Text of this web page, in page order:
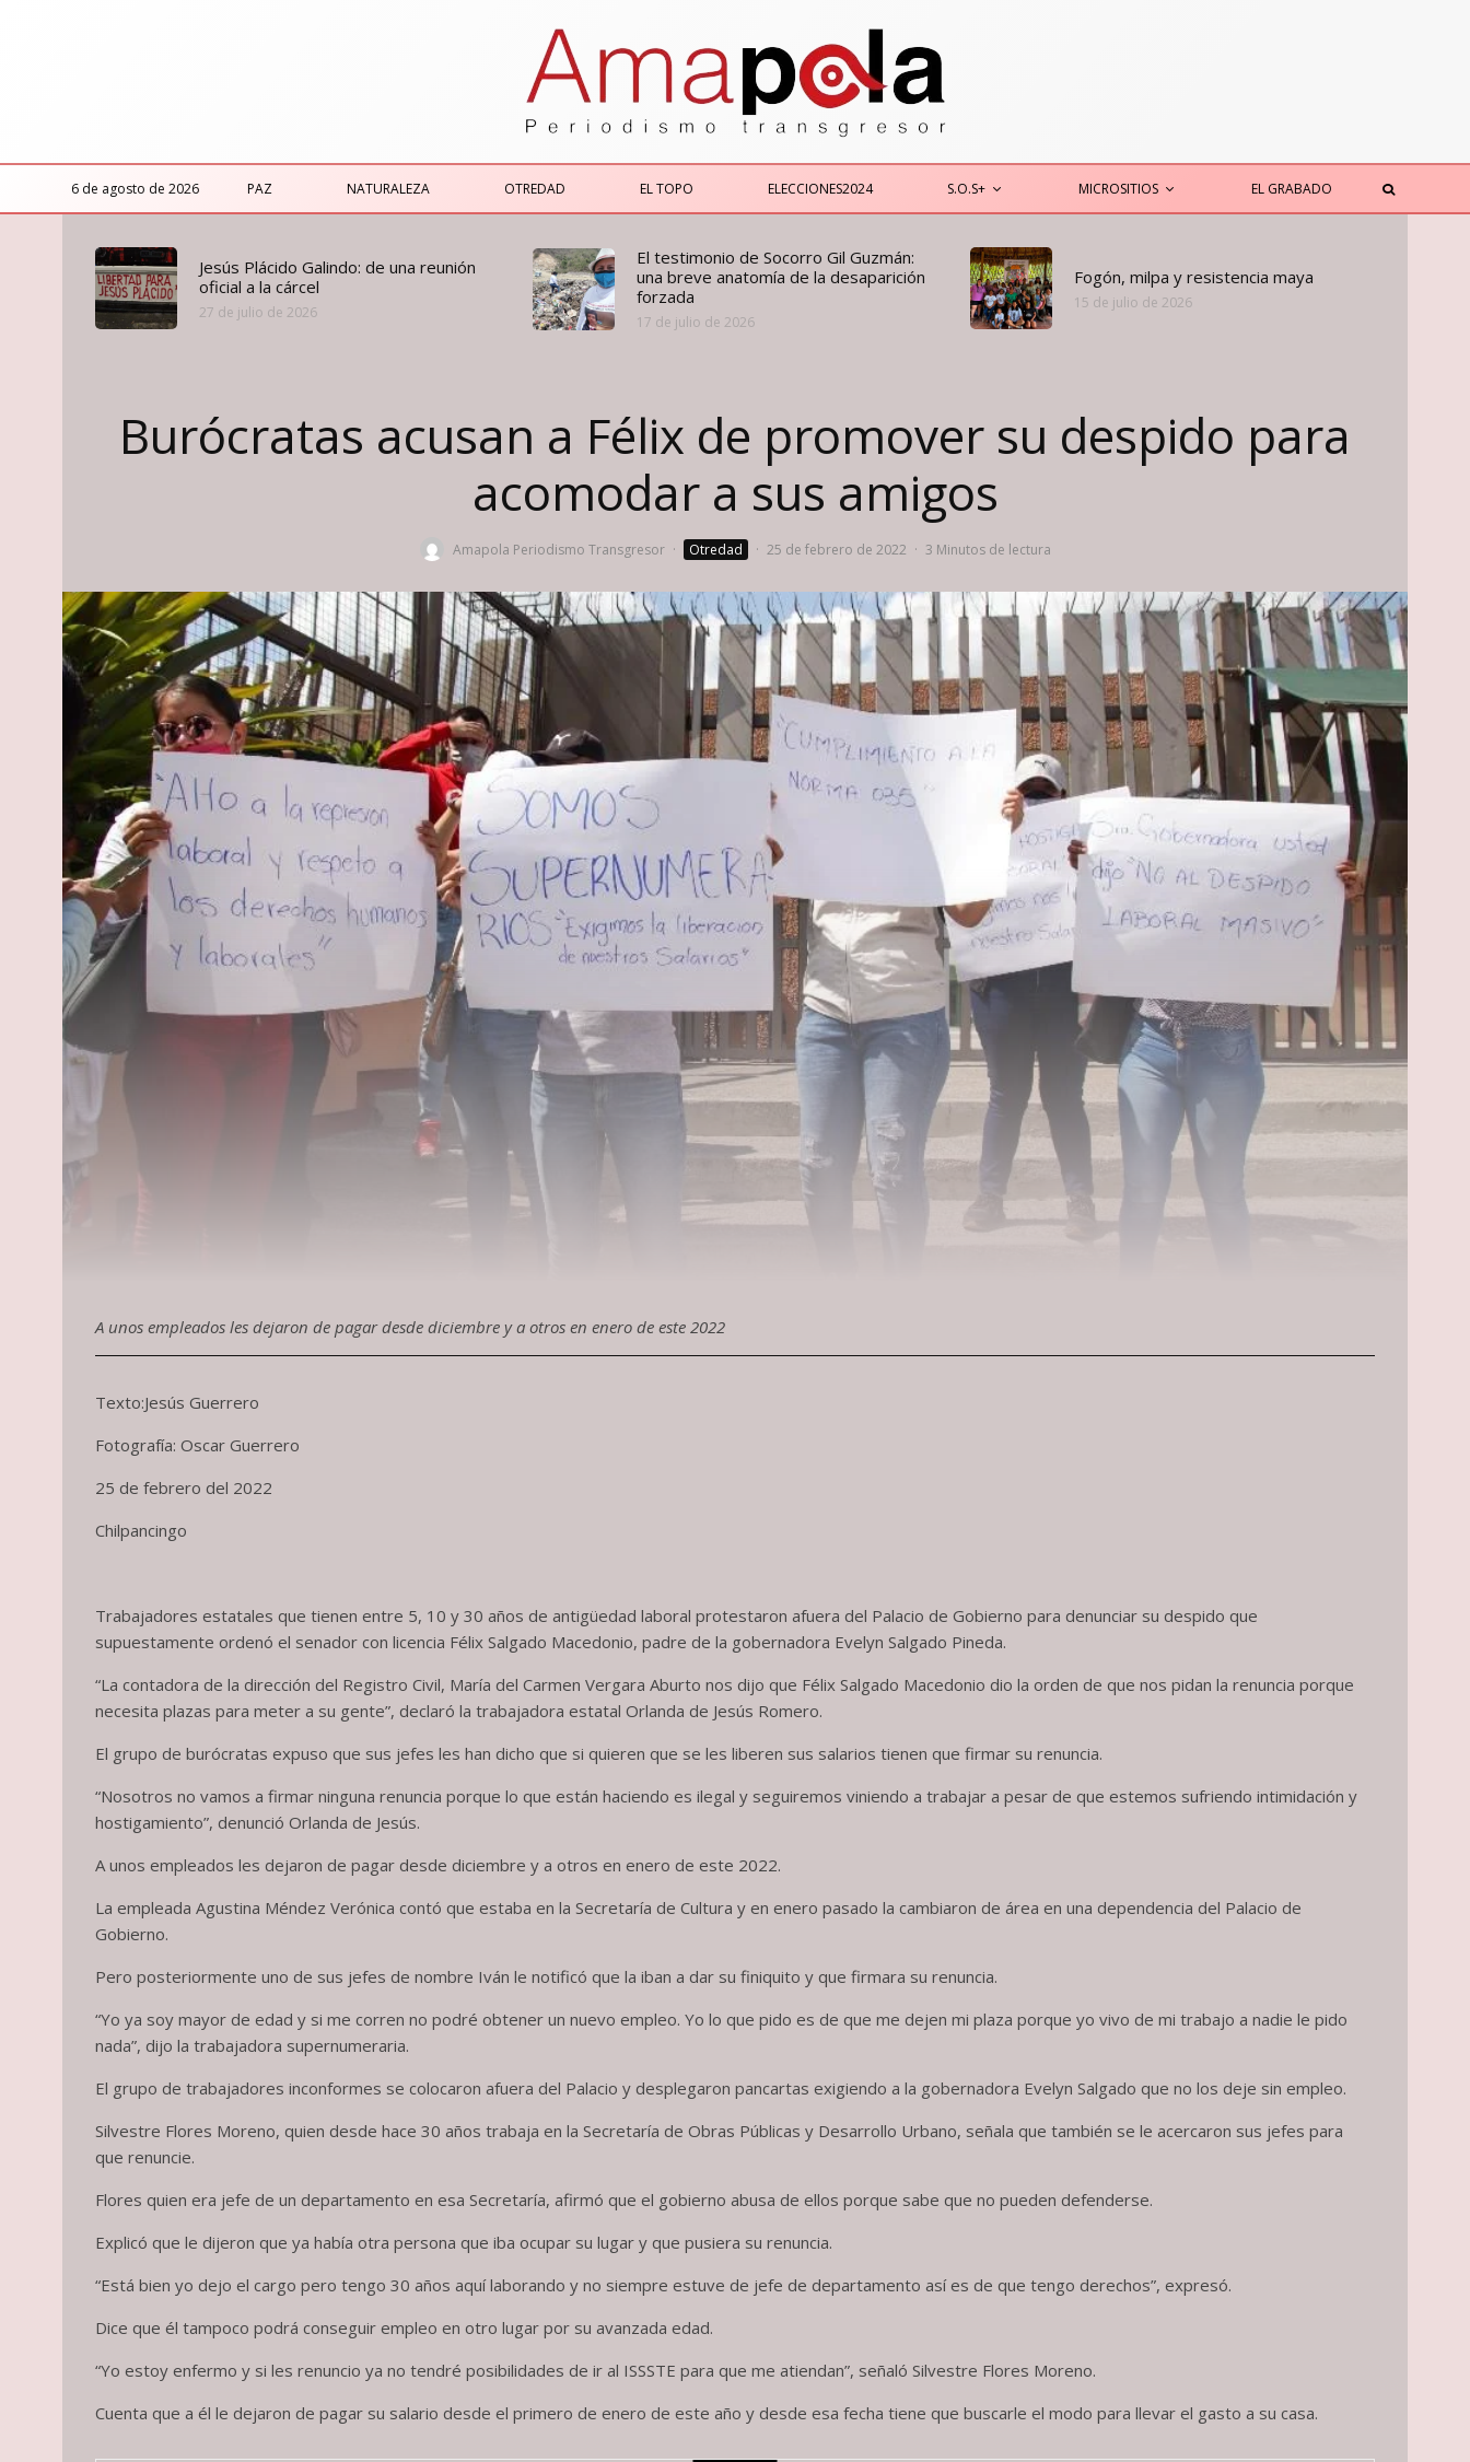
6 de agosto de 2026 PAZ NATURALEZA OTREDAD EL TOPO ELECCIONES2024 S.O.S+ MICROSITIOS EL GRABADO
Jesús Plácido Galindo: de una reunión
oficial a la cárcel
27 de julio de 2026
El testimonio de Socorro Gil Guzmán:
una breve anatomía de la desaparición
forzada
17 de julio de 2026
Fogón, milpa y resistencia maya
15 de julio de 2026
Burócratas acusan a Félix de promover su despido para
acomodar a sus amigos
Amapola Periodismo Transgresor · Otredad · 25 de febrero de 2022 · 3 Minutos de lectura
A unos empleados les dejaron de pagar desde diciembre y a otros en enero de este 2022
Texto:Jesús Guerrero
Fotografía: Oscar Guerrero
25 de febrero del 2022
Chilpancingo
Trabajadores estatales que tienen entre 5, 10 y 30 años de antigüedad laboral protestaron afuera del Palacio de Gobierno para denunciar su despido que
supuestamente ordenó el senador con licencia Félix Salgado Macedonio, padre de la gobernadora Evelyn Salgado Pineda.
“La contadora de la dirección del Registro Civil, María del Carmen Vergara Aburto nos dijo que Félix Salgado Macedonio dio la orden de que nos pidan la renuncia porque
necesita plazas para meter a su gente”, declaró la trabajadora estatal Orlanda de Jesús Romero.
El grupo de burócratas expuso que sus jefes les han dicho que si quieren que se les liberen sus salarios tienen que firmar su renuncia.
“Nosotros no vamos a firmar ninguna renuncia porque lo que están haciendo es ilegal y seguiremos viniendo a trabajar a pesar de que estemos sufriendo intimidación y
hostigamiento”, denunció Orlanda de Jesús.
A unos empleados les dejaron de pagar desde diciembre y a otros en enero de este 2022.
La empleada Agustina Méndez Verónica contó que estaba en la Secretaría de Cultura y en enero pasado la cambiaron de área en una dependencia del Palacio de
Gobierno.
Pero posteriormente uno de sus jefes de nombre Iván le notificó que la iban a dar su finiquito y que firmara su renuncia.
“Yo ya soy mayor de edad y si me corren no podré obtener un nuevo empleo. Yo lo que pido es de que me dejen mi plaza porque yo vivo de mi trabajo a nadie le pido
nada”, dijo la trabajadora supernumeraria.
El grupo de trabajadores inconformes se colocaron afuera del Palacio y desplegaron pancartas exigiendo a la gobernadora Evelyn Salgado que no los deje sin empleo.
Silvestre Flores Moreno, quien desde hace 30 años trabaja en la Secretaría de Obras Públicas y Desarrollo Urbano, señala que también se le acercaron sus jefes para
que renuncie.
Flores quien era jefe de un departamento en esa Secretaría, afirmó que el gobierno abusa de ellos porque sabe que no pueden defenderse.
Explicó que le dijeron que ya había otra persona que iba ocupar su lugar y que pusiera su renuncia.
“Está bien yo dejo el cargo pero tengo 30 años aquí laborando y no siempre estuve de jefe de departamento así es de que tengo derechos”, expresó.
Dice que él tampoco podrá conseguir empleo en otro lugar por su avanzada edad.
“Yo estoy enfermo y si les renuncio ya no tendré posibilidades de ir al ISSSTE para que me atiendan”, señaló Silvestre Flores Moreno.
Cuenta que a él le dejaron de pagar su salario desde el primero de enero de este año y desde esa fecha tiene que buscarle el modo para llevar el gasto a su casa.